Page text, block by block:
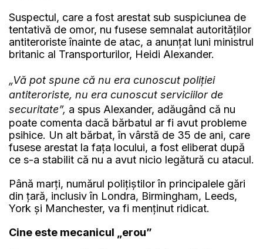
Suspectul, care a fost arestat sub suspiciunea de
tentativă de omor, nu fusese semnalat autorităților
antiteroriste înainte de atac, a anunțat luni ministrul
britanic al Transporturilor, Heidi Alexander.
„Vă pot spune că nu era cunoscut poliției
antiteroriste, nu era cunoscut serviciilor de
securitate”, a spus Alexander, adăugând că nu
poate comenta dacă bărbatul ar fi avut probleme
psihice. Un alt bărbat, în vârstă de 35 de ani, care
fusese arestat la fața locului, a fost eliberat după
ce s-a stabilit că nu a avut nicio legătură cu atacul.
Până marți, numărul polițiștilor în principalele gări
din țară, inclusiv în Londra, Birmingham, Leeds,
York și Manchester, va fi menținut ridicat.
Cine este mecanicul „erou”